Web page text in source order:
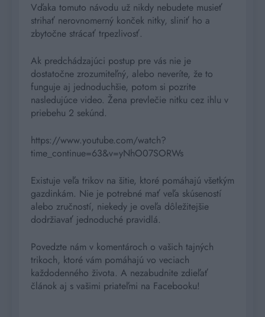
Vďaka tomuto návodu už nikdy nebudete musieť
strihať nerovnomerný konček nitky, sliniť ho a
zbytočne strácať trpezlivosť.
Ak predchádzajúci postup pre vás nie je
dostatočne zrozumiteľný, alebo neveríte, že to
funguje aj jednoduchšie, potom si pozrite
nasledujúce video. Žena prevlečie nitku cez ihlu v
priebehu 2 sekúnd.
https://www.youtube.com/watch?
time_continue=63&v=yNhO07SORWs
Existuje veľa trikov na šitie, ktoré pomáhajú všetkým
gazdinkám. Nie je potrebné mať veľa skúseností
alebo zručností, niekedy je oveľa dôležitejšie
dodržiavať jednoduché pravidlá.
Povedzte nám v komentároch o vašich tajných
trikoch, ktoré vám pomáhajú vo veciach
každodenného života. A nezabudnite zdieľať
článok aj s vašimi priateľmi na Facebooku!